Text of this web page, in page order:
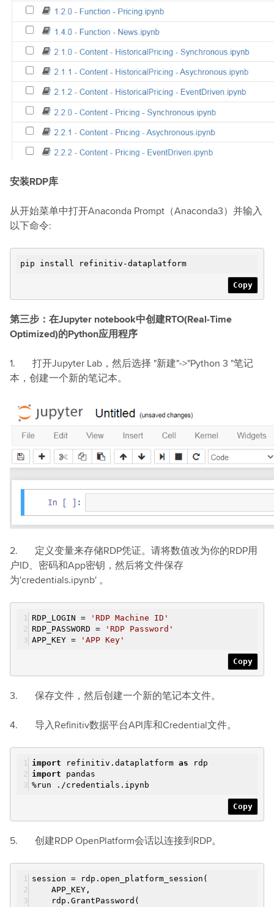
安装RDP库
从开始菜单中打开Anaconda Prompt（Anaconda3）并输入
以下命令:
pip install refinitiv-dataplatform
Copy
第三步：在Jupyter notebook中创建RTO(Real-Time
Optimized)的Python应用程序
1. 打开Jupyter Lab，然后选择 "新建"->"Python 3 "笔记
本，创建一个新的笔记本。
2. 定义变量来存储RDP凭证。请将数值改为你的RDP用
户ID、密码和App密钥，然后将文件保存
为'credentials.ipynb' 。
RDP_LOGIN =
'RDP Machine ID'
RDP_PASSWORD =
'RDP Password'
APP_KEY =
'APP Key'
Copy
3. 保存文件，然后创建一个新的笔记本文件。
4. 导入Refinitiv数据平台API库和Credential文件。
import refinitiv.dataplatform as rdp
import pandas
%run ./credentials.ipynb
Copy
5. 创建RDP OpenPlatform会话以连接到RDP。
session = rdp.open_platform_session(
APP_KEY,
rdp.GrantPassword(